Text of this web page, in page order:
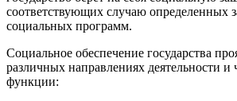
соответствующих случаю определенных
социальных программ.
Социальное обеспечение государства
различных направлениях деятельности и
функции: